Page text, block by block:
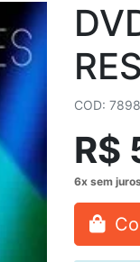
COD:
R$